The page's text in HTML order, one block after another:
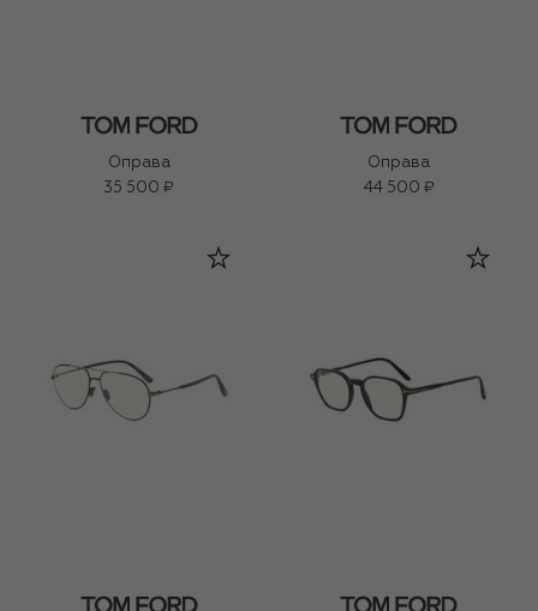
Оправа
35 500 ₽
Оправа
44 500 ₽